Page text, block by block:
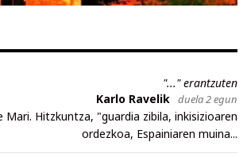
"..." erantzuten
Karlo Ravelik duela 2 egun
Mari. Hitzkuntza, "guardia zibila, inkisizioaren
ordezkoa, Espainiaren muina...